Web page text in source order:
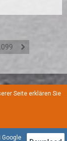
Google
Seite erklären Sie